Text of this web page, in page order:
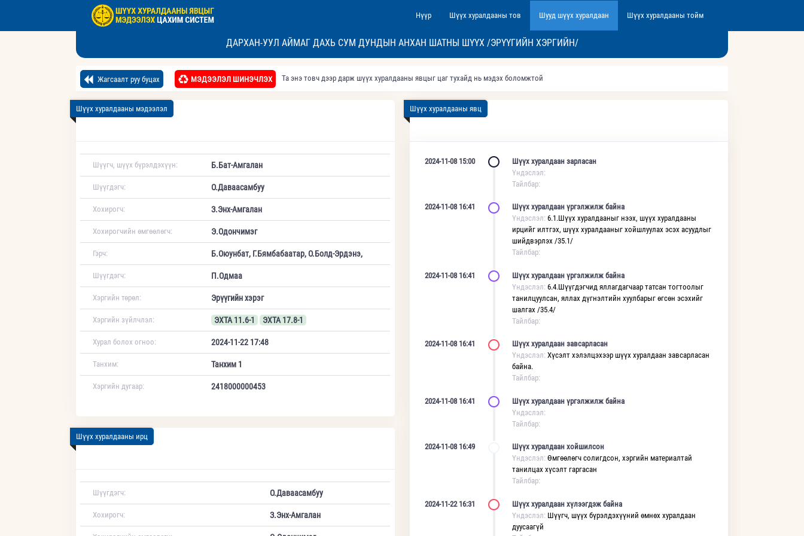
Нүүр Шүүх хуралдааны тов Шууд шүүх хуралдаан Шүүх хуралдааны тойм
ДАРХАН-УУЛ АЙМАГ ДАХЬ СУМ ДУНДЫН АНХАН ШАТНЫ ШҮҮХ /ЭРҮҮГИЙН ХЭРГИЙН/
Жагсаалт руу буцах МЭДЭЭЛЭЛ ШИНЭЧЛЭХ Та энэ товч дээр дарж шүүх хуралдааны явцыг цаг тухайд нь мэдэх боломжтой
Шүүх хуралдааны мэдээлэл
Шүүгч, шүүх бүрэлдэхүүн: Б.Бат-Амгалан
Шүүгдэгч: О.Даваасамбуу
Хохирогч: З.Энх-Амгалан
Хохирогчийн өмгөөлөгч: Э.Одончимэг
Гэрч: Б.Оюунбат, Г.Бямбабаатар, О.Болд-Эрдэнэ,
Шүүгдэгч: П.Одмаа
Хэргийн төрөл: Эрүүгийн хэрэг
Хэргийн зүйлчлэл: ЭХТА 11.6-1 ЭХТА 17.8-1
Хурал болох огноо: 2024-11-22 17:48
Танхим: Танхим 1
Хэргийн дугаар: 2418000000453
Шүүх хуралдааны ирц
Шүүгдэгч: О.Даваасамбуу
Хохирогч: З.Энх-Амгалан
Шүүх хуралдааны явц
2024-11-08 15:00
Шүүх хуралдаан зарласан
Үндэслэл:
Тайлбар:
2024-11-08 16:41
Шүүх хуралдаан үргэлжилж байна
Үндэслэл: 6.1.Шүүх хуралдааныг нээх, шүүх хуралдааны
ирцийг илтгэх, шүүх хуралдааныг хойшлуулах эсэх асуудлыг
шийдвэрлэх /35.1/
Тайлбар:
2024-11-08 16:41
Шүүх хуралдаан үргэлжилж байна
Үндэслэл: 6.4.Шүүгдэгчид яллагдагчаар татсан тогтоолыг
танилцуулсан, яллах дүгнэлтийн хуулбарыг өгсөн эсэхийг
шалгах /35.4/
Тайлбар:
2024-11-08 16:41
Шүүх хуралдаан завсарласан
Үндэслэл: Хүсэлт хэлэлцэхээр шүүх хуралдаан завсарласан
байна.
Тайлбар:
2024-11-08 16:41
Шүүх хуралдаан үргэлжилж байна
Үндэслэл:
Тайлбар:
2024-11-08 16:49
Шүүх хуралдаан хойшилсон
Үндэслэл: Өмгөөлөгч солигдсон, хэргийн материалтай
танилцах хүсэлт гаргасан
Тайлбар:
2024-11-22 16:31
Шүүх хуралдаан хүлээгдэж байна
Үндэслэл: Шүүгч, шүүх бүрэлдэхүүний өмнөх хуралдаан
дуусаагүй